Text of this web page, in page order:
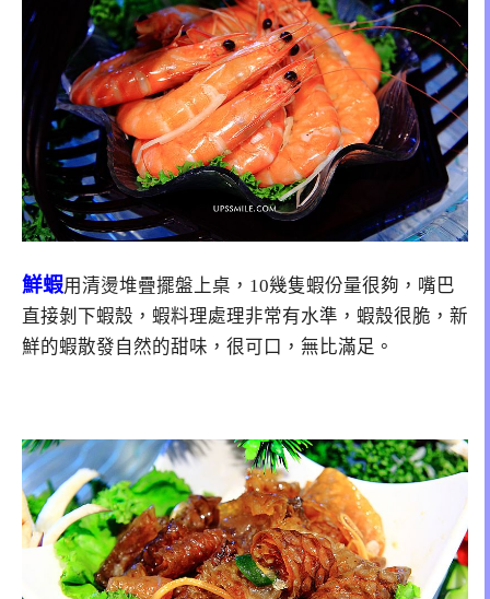
鮮蝦用清燙堆疊擺盤上桌，10幾隻蝦份量很夠，嘴巴
直接剝下蝦殼，蝦料理處理非常有水準，蝦殼很脆，新
鮮的蝦散發自然的甜味，很可口，無比滿足。